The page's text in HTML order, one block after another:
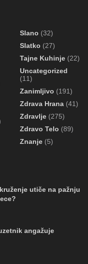
Slano (32)
Slatko (27)
Tajne Kuhinje (22)
Uncategorized
(11)
Zanimljivo (191)
Zdrava Hrana (41)
Zdravlje (275)
Zdravo Telo (89)
Znanje (5)
utiče na pažnju
angažuje